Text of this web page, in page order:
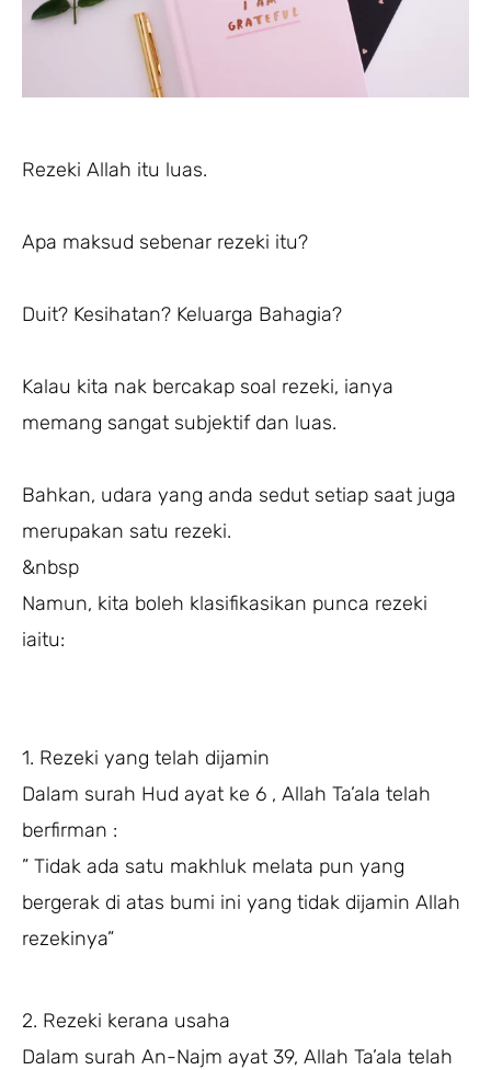
Rezeki Allah itu luas.
Apa maksud sebenar rezeki itu?
Duit? Kesihatan? Keluarga Bahagia?
Kalau kita nak bercakap soal rezeki, ianya
memang sangat subjektif dan luas.
Bahkan, udara yang anda sedut setiap saat juga
merupakan satu rezeki.
&nbsp
Namun, kita boleh klasifikasikan punca rezeki
iaitu:
1. Rezeki yang telah dijamin
Dalam surah Hud ayat ke 6 , Allah Ta’ala telah
berfirman :
” Tidak ada satu makhluk melata pun yang
bergerak di atas bumi ini yang tidak dijamin Allah
rezekinya”
2. Rezeki kerana usaha
Dalam surah An-Najm ayat 39, Allah Ta’ala telah